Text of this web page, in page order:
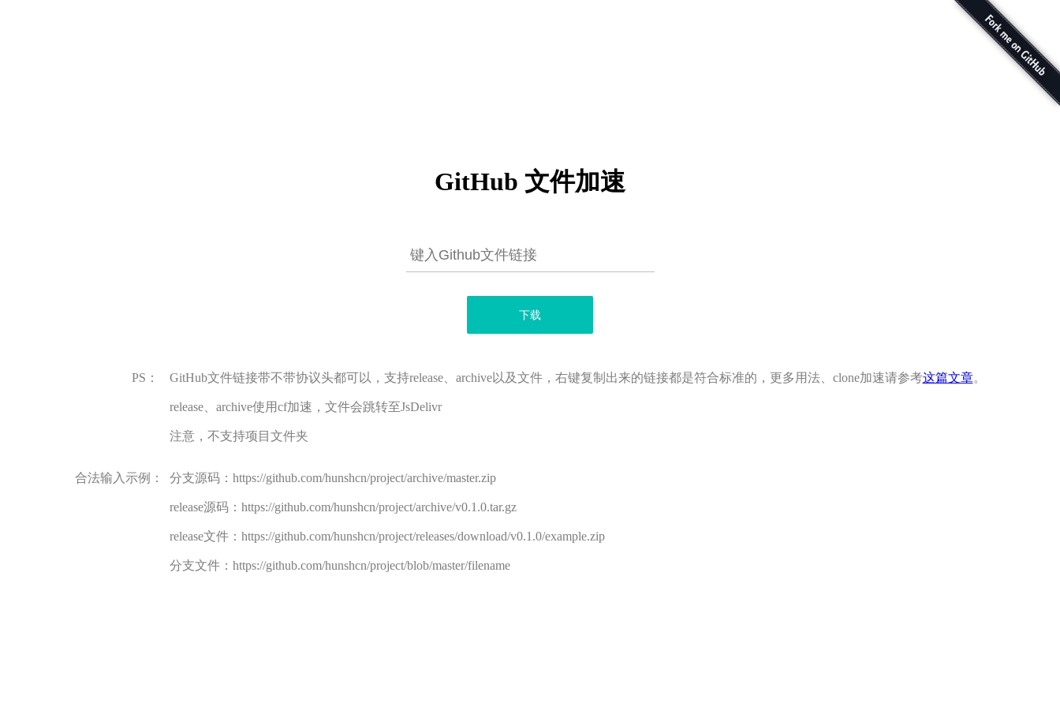
GitHub 文件加速
GitHub文件链接带不带协议头都可以，支持release、archive以及文件，右键复制出来的链接都是符合标准的，更多用法、clone加速请参考这篇文章。
release、archive使用cf加速，文件会跳转至JsDelivr
注意，不支持项目文件夹
分支源码：https://github.com/hunshcn/project/archive/master.zip
release源码：https://github.com/hunshcn/project/archive/v0.1.0.tar.gz
release文件：https://github.com/hunshcn/project/releases/download/v0.1.0/example.zip
分支文件：https://github.com/hunshcn/project/blob/master/filename